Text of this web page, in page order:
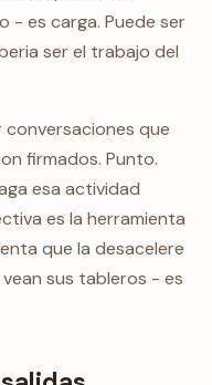
- es carga. Puede ser
ser el trabajo del
que
firmados. Punto.
esa actividad
es la herramienta
que la desacelere
sus tableros - es